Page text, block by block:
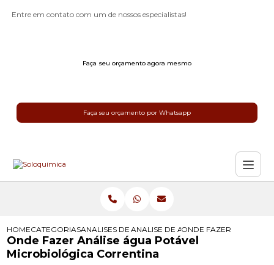
Entre em contato com um de nossos especialistas!
Faça seu orçamento agora mesmo
Faça seu orçamento por Whatsapp
HOMECATEGORIASANALISES DE AGUA POTAVEL
ANALISE DE AGUA POTAVEL
ONDE FAZER ANALISE
Onde Fazer Análise água Potável
Microbiológica Correntina